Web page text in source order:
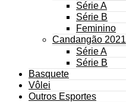
Série A
Série B
Feminino
Candangão 2021
Série A
Série B
Basquete
Vôlei
Outros Esportes